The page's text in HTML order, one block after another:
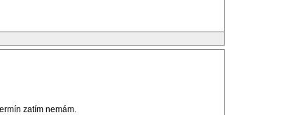
zatím nemám.